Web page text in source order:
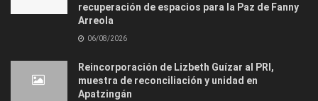
recuperación de espacios para la Paz de Fanny
Arreola
06/08/2026
Reincorporación de Lizbeth Guízar al PRI,
muestra de reconciliación y unidad en
Apatzingán